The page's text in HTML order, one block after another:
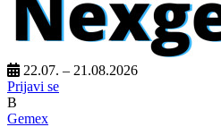
22.07. – 21.08.2026
Prijavi se
B
Gemex